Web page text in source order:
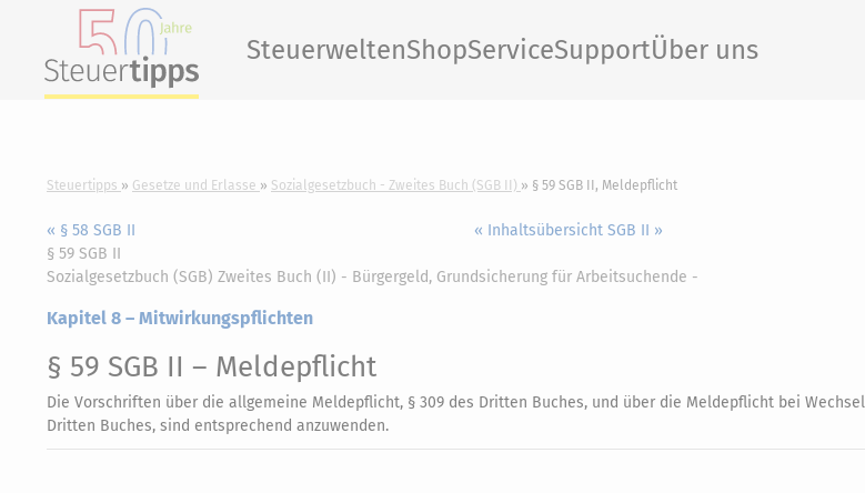
SteuerweltenShopServiceSupportÜber uns
Steuertipps Gesetze und Erlasse Sozialgesetzbuch - Zweites Buch (SGB II) § 59 SGB II, Meldepflicht
« § 58 SGB II « Inhaltsübersicht SGB II »
§ 59 SGB II
Sozialgesetzbuch (SGB) Zweites Buch (II) - Bürgergeld, Grundsicherung für Arbeitsuchende -
Kapitel 8 – Mitwirkungspflichten
§ 59 SGB II – Meldepflicht
Die Vorschriften über die allgemeine Meldepflicht, § 309 des Dritten Buches, und über die Meldepflicht bei
Dritten Buches, sind entsprechend anzuwenden.